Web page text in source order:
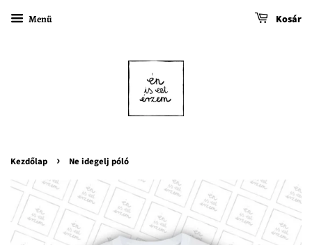
Menü Kosár
Kezdőlap › Ne idegelj póló